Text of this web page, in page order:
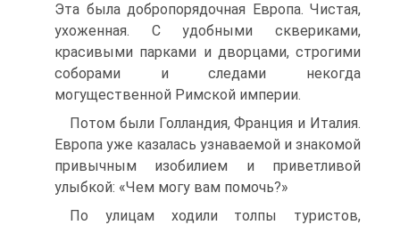
Эта была добропорядочная Европа. Чистая,
ухоженная. С удобными сквериками,
красивыми парками и дворцами, строгими
соборами и следами некогда
могущественной Римской империи.
Потом были Голландия, Франция и Италия.
Европа уже казалась узнаваемой и знакомой
привычным изобилием и приветливой
улыбкой: «Чем могу вам помочь?»
По улицам ходили толпы туристов,